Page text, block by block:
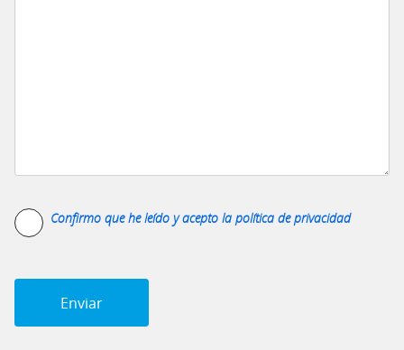
Confirmo que he leído y acepto la política de privacidad